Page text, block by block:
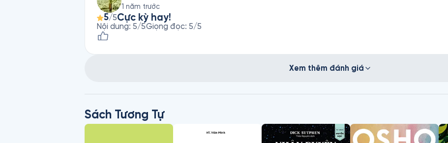
1 năm trước
5/5Cực kỳ hay!
Nội dung: 5/5Giọng đọc: 5/5
Xem thêm đánh giá
Sách Tương Tự